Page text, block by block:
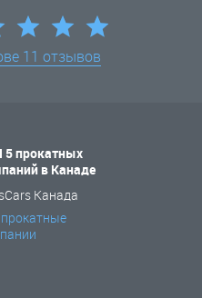
11 отзывов
5 прокатных
в Канаде
Канада